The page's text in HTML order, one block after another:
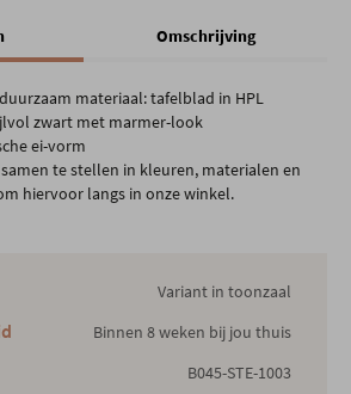
Omschrijving
materiaal: tafelblad in HPL
zwart met marmer-look
ei-vorm
te stellen in kleuren, materialen en
hiervoor langs in onze winkel.
Variant in toonzaal
Binnen 8 weken bij jou thuis
B045-STE-1003